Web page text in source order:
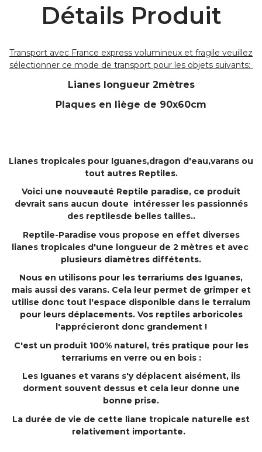
Détails Produit
Transport avec France express volumineux et fragile veuillez
sélectionner ce mode de transport pour les objets suivants:
Lianes longueur 2mètres
Plaques en liège de 90x60cm
Lianes tropicales pour Iguanes,dragon d'eau,varans ou
tout autres Reptiles.
Voici une nouveauté Reptile paradise, ce produit
devrait sans aucun doute intéresser les passionnés
des reptilesde belles tailles..
Reptile-Paradise vous propose en effet diverses
lianes tropicales d'une longueur de 2 mètres et avec
plusieurs diamètres diffétents.
Nous en utilisons pour les terrariums des Iguanes,
mais aussi des varans. Cela leur permet de grimper et
utilise donc tout l'espace disponible dans le terraium
pour leurs déplacements. Vos reptiles arboricoles
l'apprécieront donc grandement !
C'est un produit 100% naturel, trés pratique pour les
terrariums en verre ou en bois :
Les Iguanes et varans s'y déplacent aisément, ils
dorment souvent dessus et cela leur donne une
bonne prise.
La durée de vie de cette liane tropicale naturelle est
relativement importante.